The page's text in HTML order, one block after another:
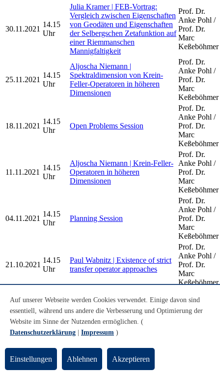
30.11.2021
14.15
Uhr
Julia Kramer | FEB-Vortrag:
Vergleich zwischen Eigenschaften
von Geodäten und Eigenschaften
der Selbergschen Zetafunktion auf
einer Riemmanschen
Mannigfaltigkeit
Prof. Dr.
Anke Pohl /
Prof. Dr.
Marc
Keßeböhmer
25.11.2021
14.15
Uhr
Aljoscha Niemann |
Spektraldimension von Krein-
Feller-Operatoren in höheren
Dimensionen
Prof. Dr.
Anke Pohl /
Prof. Dr.
Marc
Keßeböhmer
18.11.2021
14.15
Uhr
Open Problems Session
Prof. Dr.
Anke Pohl /
Prof. Dr.
Marc
Keßeböhmer
11.11.2021
14.15
Uhr
Aljoscha Niemann | Krein-Feller-
Operatoren in höheren
Dimensionen
Prof. Dr.
Anke Pohl /
Prof. Dr.
Marc
Keßeböhmer
04.11.2021
14.15
Uhr
Planning Session
Prof. Dr.
Anke Pohl /
Prof. Dr.
Marc
Keßeböhmer
21.10.2021
14.15
Uhr
Paul Wabnitz | Existence of strict
transfer operator approaches
Prof. Dr.
Anke Pohl /
Prof. Dr.
Marc
Keßeböhmer
08.10.2021
10.00
Uhr
Jana Göken | Vorstellung der
Bachelorarbeit: Apollonische
Kreispackungen in euklidischer
und nicht-euklidischer Geometrie
Anke Pohl /
Prof. Dr.
Older Dynamical Systems and Geometry
Seminar Talks
Auf unserer Webseite werden Cookies verwendet. Einige davon sind
essentiell, während uns andere die Verbesserung und Optimierung der
Website im Sinne der Nutzenden ermöglichen. (
Datenschutzerklärung
Impressum )
Einstellungen Ablehnen Akzeptieren